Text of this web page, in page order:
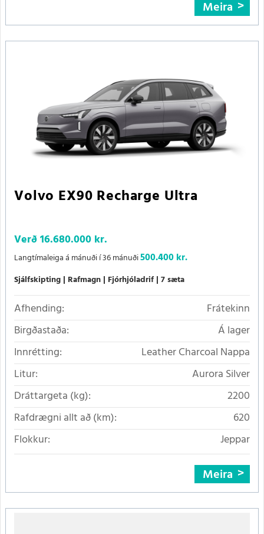
Meira
Volvo EX90 Recharge Ultra
Verð16.680.000 kr.
Langtímaleiga á mánuði í 36 mánuði500.400 kr.
Sjálfskipting Rafmagn Fjórhjóladrif 7 sæta
Afhending:
Frátekinn
Birgðastaða:
Á lager
Innrétting:
Leather Charcoal Nappa
Litur:
Aurora Silver
Dráttargeta (kg):
2200
Rafdrægni allt að (km):
620
Flokkur:
Jeppar
Meira